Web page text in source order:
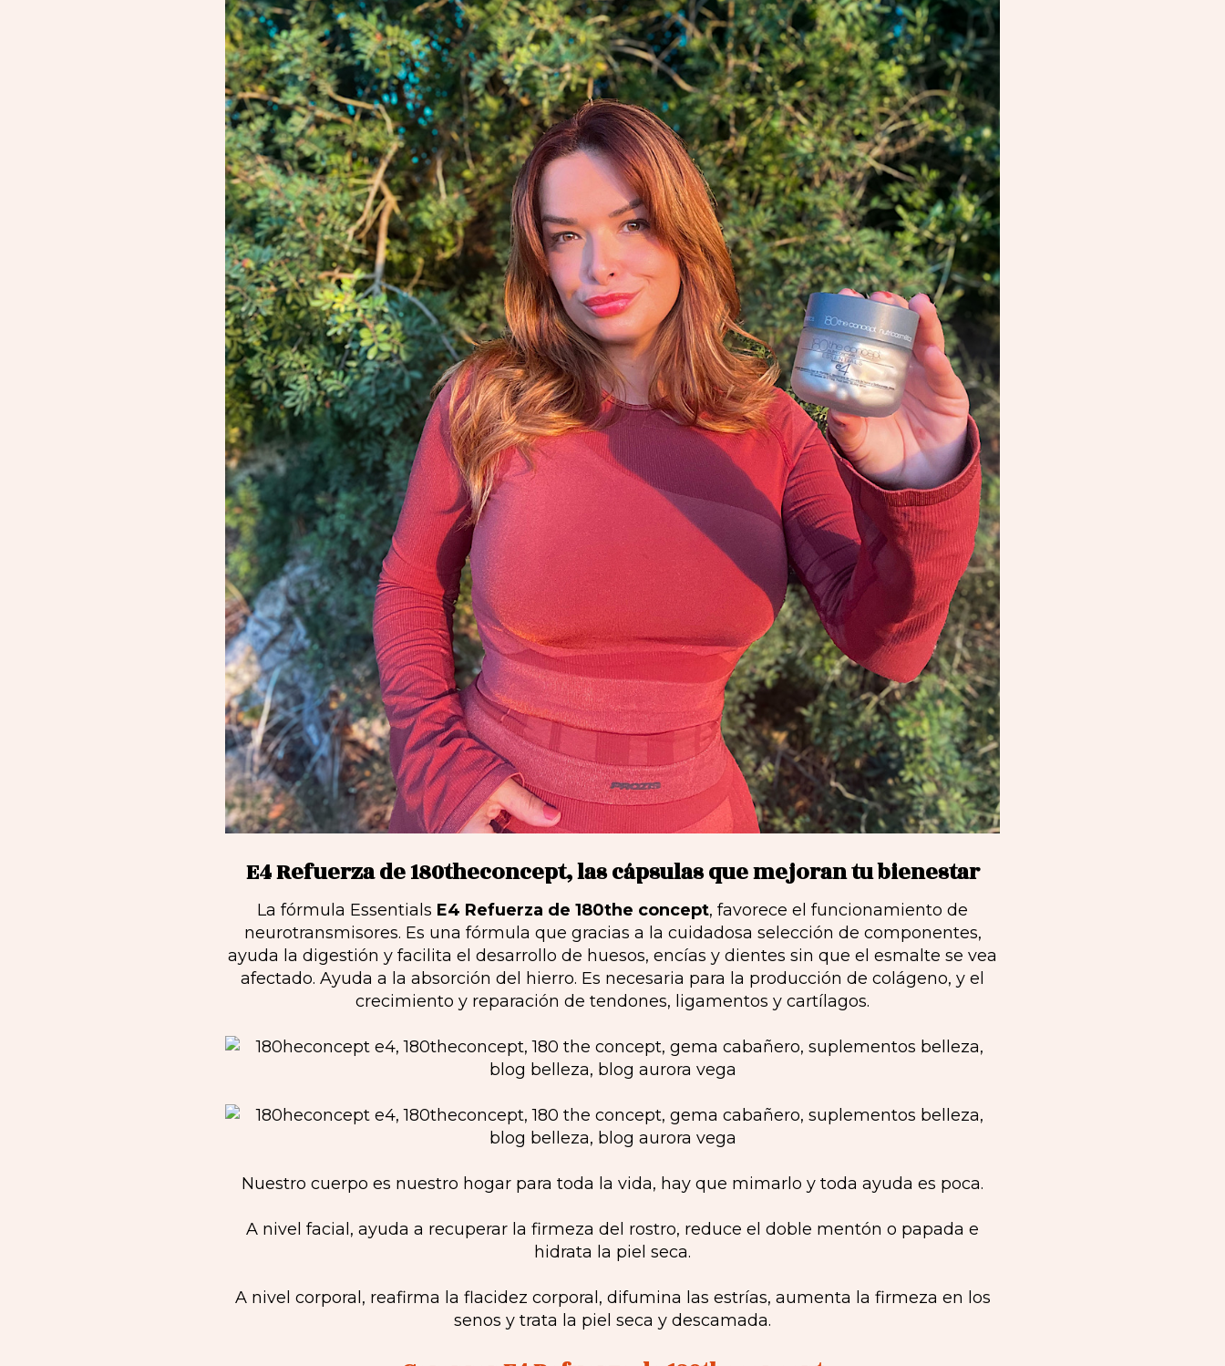
E4 Refuerza de 180theconcept, las cápsulas que mejoran tu bienestar
La fórmula Essentials E4 Refuerza de 180the concept, favorece el funcionamiento de
neurotransmisores. Es una fórmula que gracias a la cuidadosa selección de componentes,
ayuda la digestión y facilita el desarrollo de huesos, encías y dientes sin que el esmalte se vea
afectado. Ayuda a la absorción del hierro. Es necesaria para la producción de colágeno, y el
crecimiento y reparación de tendones, ligamentos y cartílagos.
Nuestro cuerpo es nuestro hogar para toda la vida, hay que mimarlo y toda ayuda es poca.
A nivel facial, ayuda a recuperar la firmeza del rostro, reduce el doble mentón o papada e
hidrata la piel seca.
A nivel corporal, reafirma la flacidez corporal, difumina las estrías, aumenta la firmeza en los
senos y trata la piel seca y descamada.